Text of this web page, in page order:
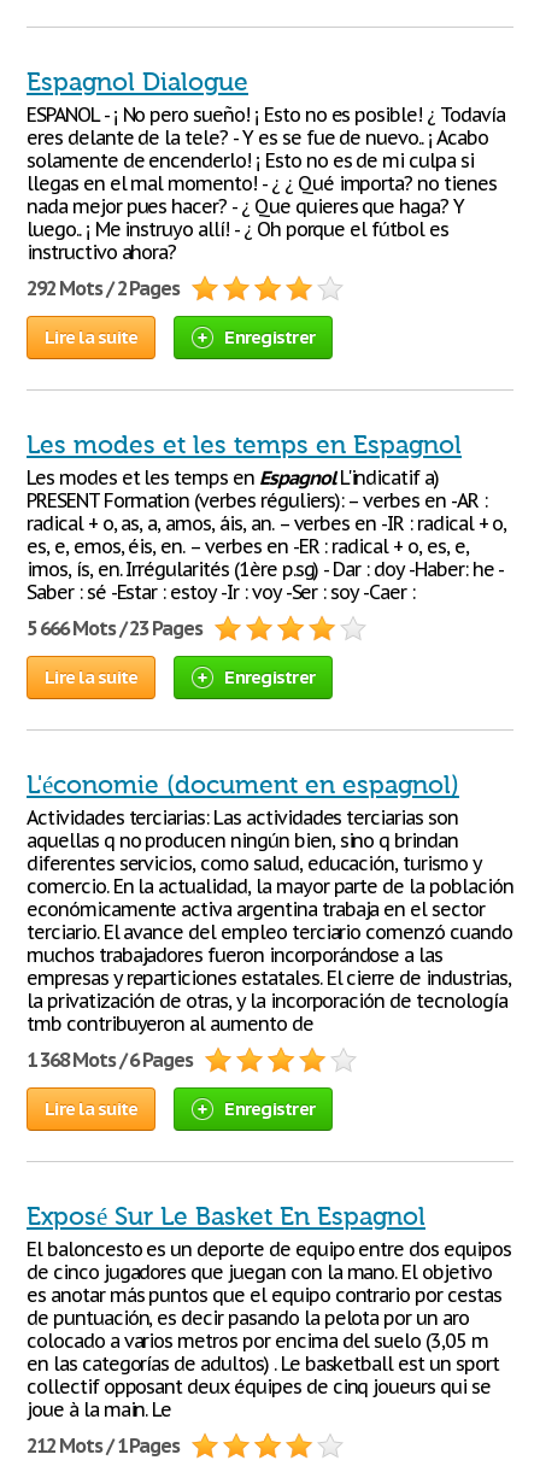
Espagnol Dialogue
ESPANOL - ¡ No pero sueño! ¡ Esto no es posible! ¿ Todavía
eres delante de la tele? - Y es se fue de nuevo.. ¡ Acabo
solamente de encenderlo! ¡ Esto no es de mi culpa si
llegas en el mal momento! - ¿ ¿ Qué importa? no tienes
nada mejor pues hacer? - ¿ Que quieres que haga? Y
luego.. ¡ Me instruyo allí! - ¿ Oh porque el fútbol es
instructivo ahora?
292 Mots / 2 Pages
Lire la suite Enregistrer
Les modes et les temps en Espagnol
Les modes et les temps en EspagnolL'indicatif a)
PRESENT Formation (verbes réguliers): – verbes en -AR :
radical + o, as, a, amos, áis, an. – verbes en -IR : radical + o,
es, e, emos, éis, en. – verbes en -ER : radical + o, es, e,
imos, ís, en. Irrégularités (1ère p.sg) - Dar : doy -Haber: he -
Saber : sé -Estar : estoy -Ir : voy -Ser : soy -Caer :
5 666 Mots / 23 Pages
Lire la suite Enregistrer
L'économie (document en espagnol)
Actividades terciarias: Las actividades terciarias son
aquellas q no producen ningún bien, sino q brindan
diferentes servicios, como salud, educación, turismo y
comercio. En la actualidad, la mayor parte de la población
económicamente activa argentina trabaja en el sector
terciario. El avance del empleo terciario comenzó cuando
muchos trabajadores fueron incorporándose a las
empresas y reparticiones estatales. El cierre de industrias,
la privatización de otras, y la incorporación de tecnología
tmb contribuyeron al aumento de
1 368 Mots / 6 Pages
Lire la suite Enregistrer
Exposé Sur Le Basket En Espagnol
El baloncesto es un deporte de equipo entre dos equipos
de cinco jugadores que juegan con la mano. El objetivo
es anotar más puntos que el equipo contrario por cestas
de puntuación, es decir pasando la pelota por un aro
colocado a varios metros por encima del suelo (3,05 m
en las categorías de adultos) . Le basketball est un sport
collectif opposant deux équipes de cinq joueurs qui se
joue à la main. Le
212 Mots / 1 Pages